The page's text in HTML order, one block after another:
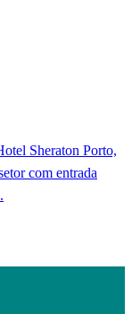
Sheraton Porto,
com entrada